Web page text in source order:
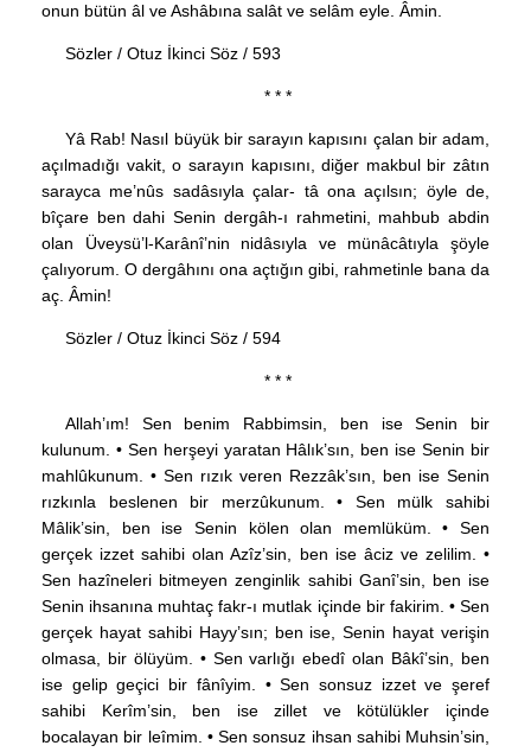
onun bütün âl ve Ashâbına salât ve selâm eyle. Âmin.
Sözler / Otuz İkinci Söz / 593
* * *
Yâ Rab! Nasıl büyük bir sarayın kapısını çalan bir adam,
açılmadığı vakit, o sarayın kapısını, diğer makbul bir zâtın
sarayca me’nûs sadâsıyla çalar- tâ ona açılsın; öyle de,
bîçare ben dahi Senin dergâh-ı rahmetini, mahbub abdin
olan Üveysü’l-Karânî’nin nidâsıyla ve münâcâtıyla şöyle
çalıyorum. O dergâhını ona açtığın gibi, rahmetinle bana da
aç. Âmin!
Sözler / Otuz İkinci Söz / 594
* * *
Allah’ım! Sen benim Rabbimsin, ben ise Senin bir
kulunum. • Sen herşeyi yaratan Hâlık’sın, ben ise Senin bir
mahlûkunum. • Sen rızık veren Rezzâk’sın, ben ise Senin
rızkınla beslenen bir merzûkunum. • Sen mülk sahibi
Mâlik’sin, ben ise Senin kölen olan memlüküm. • Sen
gerçek izzet sahibi olan Azîz’sin, ben ise âciz ve zelilim. •
Sen hazîneleri bitmeyen zenginlik sahibi Ganî’sin, ben ise
Senin ihsanına muhtaç fakr-ı mutlak içinde bir fakirim. • Sen
gerçek hayat sahibi Hayy’sın; ben ise, Senin hayat verişin
olmasa, bir ölüyüm. • Sen varlığı ebedî olan Bâkî’sin, ben
ise gelip geçici bir fânîyim. • Sen sonsuz izzet ve şeref
sahibi Kerîm’sin, ben ise zillet ve kötülükler içinde
bocalayan bir leîmim. • Sen sonsuz ihsan sahibi Muhsin’sin,